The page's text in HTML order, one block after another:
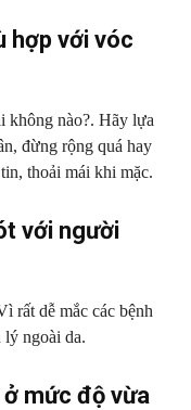
hợp với vóc
không nào?. Hãy lựa
đừng rộng quá hay
thoải mái khi mặc.
với người
rất dễ mắc các bệnh
lý ngoài da.
mức độ vừa